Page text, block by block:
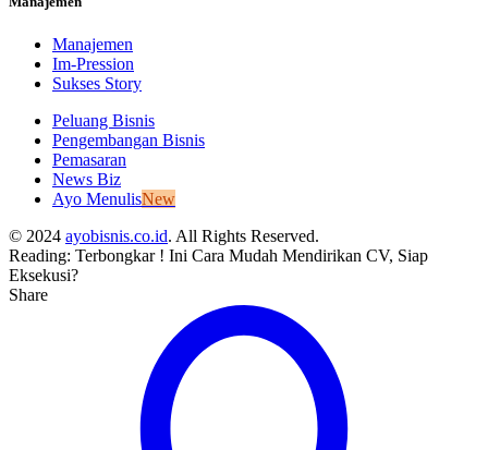
Manajemen
Im-Pression
Sukses Story
Peluang Bisnis
Pengembangan Bisnis
Pemasaran
News Biz
Ayo MenulisNew
© 2024 ayobisnis.co.id. All Rights Reserved.
Reading: Terbongkar ! Ini Cara Mudah Mendirikan CV, Siap
Eksekusi?
Share